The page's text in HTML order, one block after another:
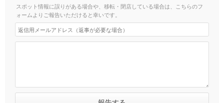
スポット情報に誤りがある場合や、移転・閉店している場合は、こちらのフ
ォームよりご報告いただけると幸いです。